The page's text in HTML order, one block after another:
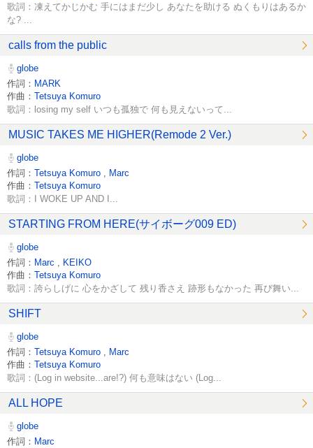
歌詞：凍えてかじかむ 手にはまだ少し あなたを助ける ぬくもりはあるか
な? ...
calls from the public
globe
作詞： MARK
作曲： Tetsuya Komuro
歌詞：losing my self いつも孤独で 何も見えないって...
MUSIC TAKES ME HIGHER(Remode 2 Ver.)
globe
作詞： Tetsuya Komuro
Marc
作曲： Tetsuya Komuro
歌詞：I WOKE UP AND I...
STARTING FROM HERE(サイボーグ009 ED)
globe
作詞： Marc
KEIKO
作曲： Tetsuya Komuro
歌詞：誇らしげに 心をかざして 残り香さえ 跡形もなかった 再び舞い...
SHIFT
globe
作詞： Tetsuya Komuro
Marc
作曲： Tetsuya Komuro
歌詞：(Log in website...are!?) 何も意味はない (Log...
ALL HOPE
globe
作詞： Marc